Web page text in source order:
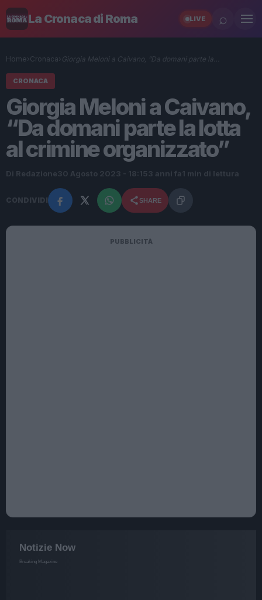
La Cronaca di Roma LIVE ⌕
Home› Cronaca› Giorgia Meloni a Caivano, “Da domani parte la…
CRONACA
Giorgia Meloni a Caivano,
“Da domani parte la lotta
al crimine organizzato”
Di Redazione30 Agosto 2023 - 18:15 3 anni fa 1 min di lettura
CONDIVIDI SHARE
PUBBLICITÀ